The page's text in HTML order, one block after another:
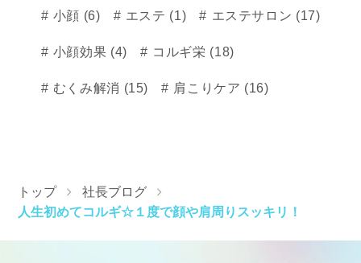
小顔 (6) エステ (1) エステサロン (17)
小顔効果 (4) コルギ栄 (18)
むくみ解消 (15) 肩こりケア (16)
トップ
社長ブログ
人生初めてコルギ☆１度で顔や肩周りスッキリ！